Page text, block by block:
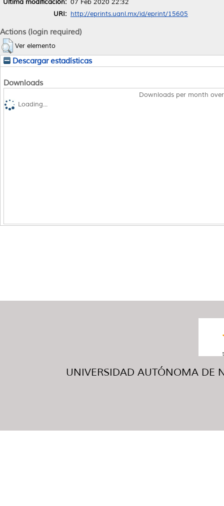
Última modificación: 07 Feb 2020 22:32
URI: http://eprints.uanl.mx/id/eprint/15605
Actions (login required)
Ver elemento
Descargar estadísticas
Downloads
Downloads per month
Loading...
UNIVERSIDAD AUTÓNOMA DE